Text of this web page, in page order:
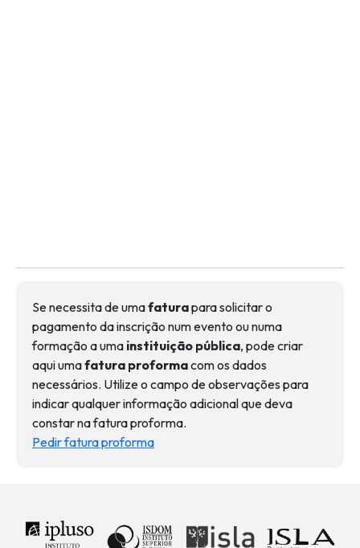
Se necessita de umafaturapara solicitar o
pagamento da inscrição num evento ou numa
formação a uma instituição pública, pode criar
aqui umafatura proformacom os dados
necessários. Utilize o campo de observações para
indicar qualquer informação adicional que deva
constar na fatura proforma.
Pedir fatura proforma